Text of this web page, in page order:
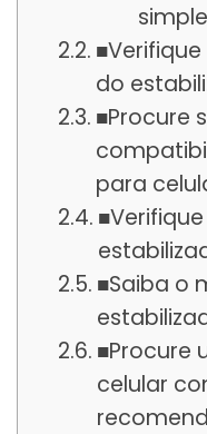
do
■Procure
para
■Saiba o
■Procure
celular